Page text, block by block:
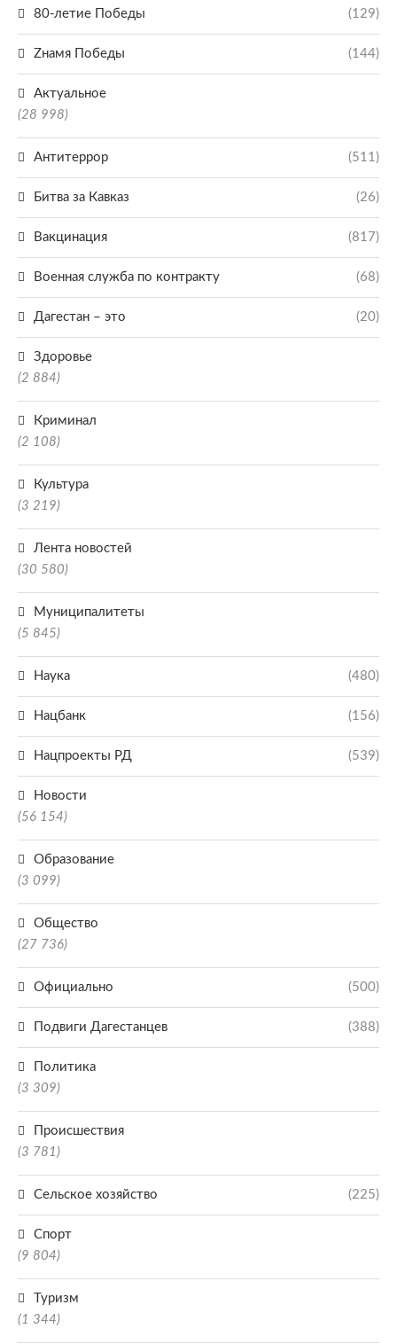
80-летие Победы (129)
Zнамя Победы (144)
Актуальное
(28 998)
Антитеррор (511)
Битва за Кавказ (26)
Вакцинация (817)
Военная служба по контракту (68)
Дагестан – это (20)
Здоровье
(2 884)
Криминал
(2 108)
Культура
(3 219)
Лента новостей
(30 580)
Муниципалитеты
(5 845)
Наука (480)
Нацбанк (156)
Нацпроекты РД (539)
Новости
(56 154)
Образование
(3 099)
Общество
(27 736)
Официально (500)
Подвиги Дагестанцев (388)
Политика
(3 309)
Происшествия
(3 781)
Сельское хозяйство (225)
Спорт
(9 804)
Туризм
(1 344)